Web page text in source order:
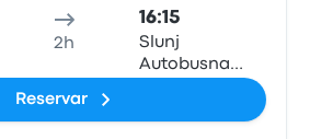
2h
16:15
Slunj
Autobusna
Reservar